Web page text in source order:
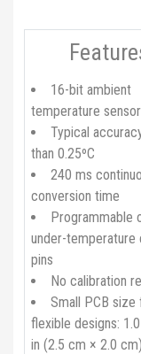
16-bit ambient
temperature sensor
Typical
than 0.25ºC
240 ms
conversion time
Programmable
under-temperature
pins
No calibration
Small PCB size
flexible designs:
in (2.5 cm × 2.0 cm)